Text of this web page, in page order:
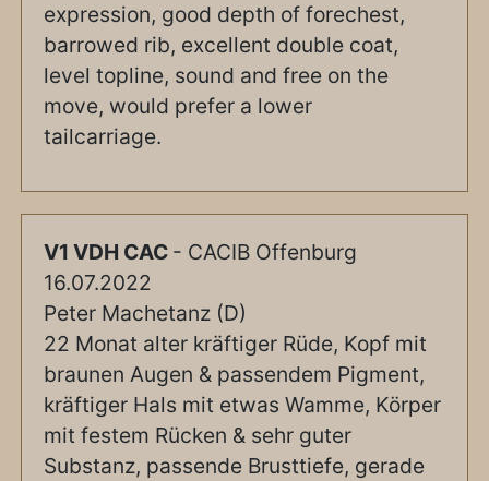
expression, good depth of forechest,
barrowed rib, excellent double coat,
level topline, sound and free on the
move, would prefer a lower
tailcarriage.
V1 VDH CAC - CACIB Offenburg
16.07.2022
Peter Machetanz (D)
22 Monat alter kräftiger Rüde, Kopf mit
braunen Augen & passendem Pigment,
kräftiger Hals mit etwas Wamme, Körper
mit festem Rücken & sehr guter
Substanz, passende Brusttiefe, gerade